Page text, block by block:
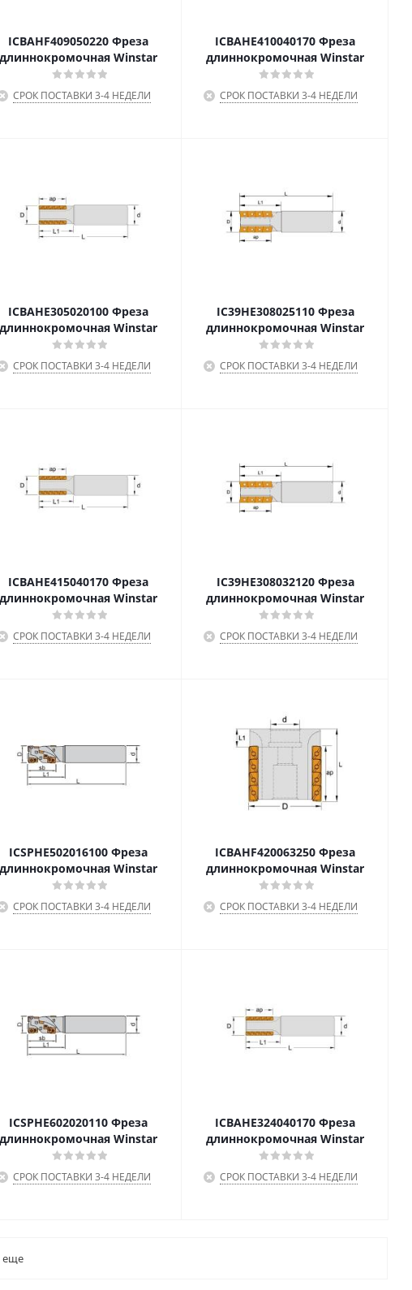
ICBAHF409050220 Фреза
длиннокромочная Winstar
СРОК ПОСТАВКИ 3-4 НЕДЕЛИ
ICBAHE410040170 Фреза
длиннокромочная Winstar
СРОК ПОСТАВКИ 3-4 НЕДЕЛИ
ICBAHE305020100 Фреза
длиннокромочная Winstar
СРОК ПОСТАВКИ 3-4 НЕДЕЛИ
IC39HE308025110 Фреза
длиннокромочная Winstar
СРОК ПОСТАВКИ 3-4 НЕДЕЛИ
ICBAHE415040170 Фреза
длиннокромочная Winstar
СРОК ПОСТАВКИ 3-4 НЕДЕЛИ
IC39HE308032120 Фреза
длиннокромочная Winstar
СРОК ПОСТАВКИ 3-4 НЕДЕЛИ
ICSPHE502016100 Фреза
длиннокромочная Winstar
СРОК ПОСТАВКИ 3-4 НЕДЕЛИ
ICBAHF420063250 Фреза
длиннокромочная Winstar
СРОК ПОСТАВКИ 3-4 НЕДЕЛИ
ICSPHE602020110 Фреза
длиннокромочная Winstar
СРОК ПОСТАВКИ 3-4 НЕДЕЛИ
ICBAHE324040170 Фреза
длиннокромочная Winstar
СРОК ПОСТАВКИ 3-4 НЕДЕЛИ
еще